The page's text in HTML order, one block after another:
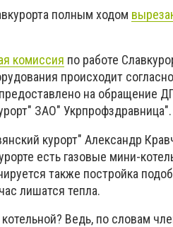
полным ходом
комиссия по работе
происходит
на обращение
ЗАО" Укрпрофздравница".
курорт" Александр
есть газовые мини-
также постройка
лишатся тепла.
Ведь, по словам